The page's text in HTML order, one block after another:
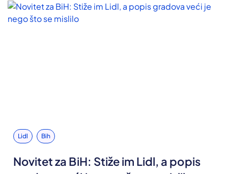
Lidl Bih
Novitet za BiH: Stiže im Lidl, a popis